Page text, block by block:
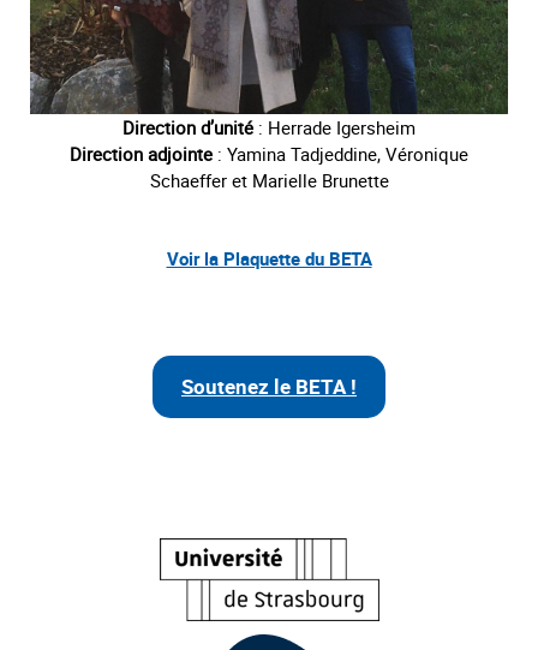
Direction d’unité : Herrade Igersheim
Direction adjointe : Yamina Tadjeddine, Véronique
Schaeffer et Marielle Brunette
Voir la Plaquette du BETA
Soutenez le BETA !